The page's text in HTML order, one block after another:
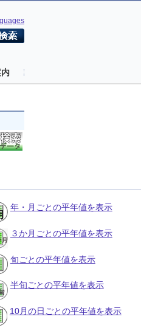
年・月ごとの平年値を表示
３か月ごとの平年値を表示
旬ごとの平年値を表示
半旬ごとの平年値を表示
10月の日ごとの平年値を表示